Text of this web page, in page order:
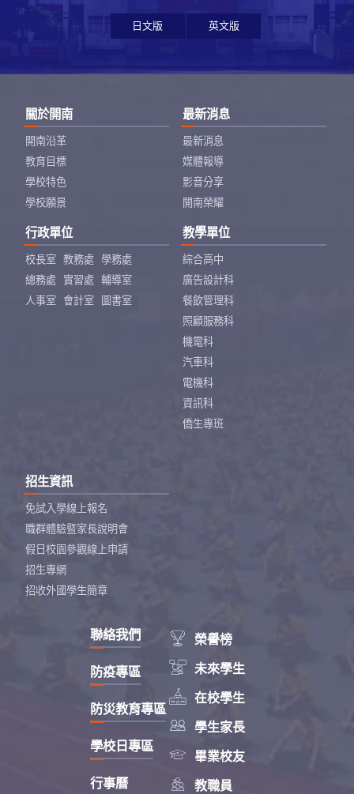
日文版 英文版
關於開南
開南沿革
教育目標
學校特色
學校願景
最新消息
最新消息
媒體報導
影音分享
開南榮耀
行政單位
校長室 教務處
學務處
總務處
實習處
輔導室
人事室
會計室 圖書室
教學單位
綜合高中
廣告設計科
餐飲管理科
照顧服務科
機電科
汽車科
電機科
資訊科
僑生專班
招生資訊
免試入學線上報名
職群體驗暨家長說明會
假日校園參觀線上申請
招生專網
招收外國學生簡章
 榮譽榜
 未來學生
 在校學生
 學生家長
 畢業校友
 教職員
聯絡我們
防疫專區
防災教育專區
學校日專區
行事曆